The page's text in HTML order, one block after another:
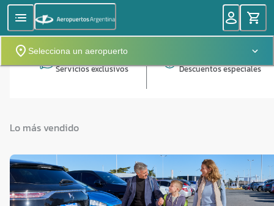
Selecciona un aeropuerto
Servicios exclusivos Descuentos especiales
Lo más vendido